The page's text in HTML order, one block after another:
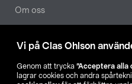
Vi på Clas Ohlson
Genom att trycka ”Acceptera alla
lagrar cookies och andra
Om oss
Aktuellt
Våra bolag